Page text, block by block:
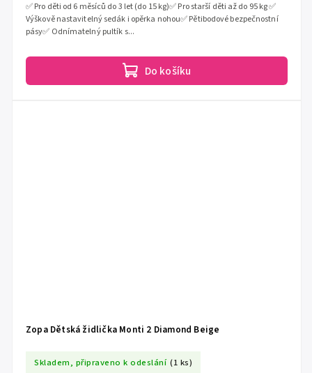
Do košíku
✅ Pro děti od 6 měsíců do 3 let (do 15 kg)✅ Pro starší děti až do 95 kg ✅
Výškově nastavitelný sedák i opěrka nohou✅ Pětibodové bezpečnostní
pásy✅ Odnímatelný pultík s...
Zopa Dětská židlička Monti 2 Diamond Beige
Skladem, připraveno k odeslání (1 ks)